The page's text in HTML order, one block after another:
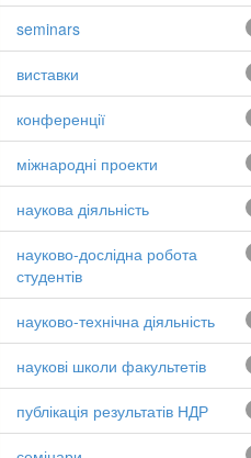
seminars
виставки
конференції
міжнародні проекти
наукова діяльність
науково-дослідна робота
студентів
науково-технічна діяльність
наукові школи факультетів
публікація результатів НДР